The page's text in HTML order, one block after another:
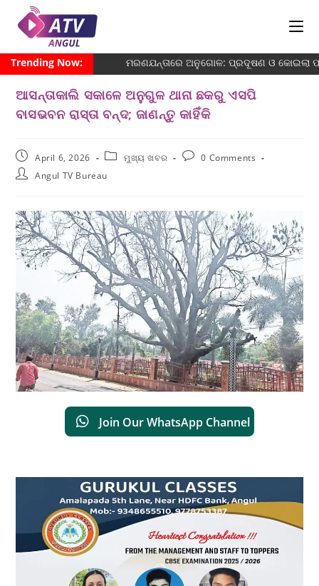
Trending Now: ମରଣଯନ୍ତାରେ ଅନୁଗୋଳ: ପ୍ରଦୂଷଣ ଓ କୋଇଲା
ଆସନ୍ତାକାଲି ସକାଳେ ଅନୁଗୁଳ ଥାନା ଛକରୁ ଏସପି
ବାସଭବନ ରାସ୍ତା ବନ୍ଦ; ଜାଣନ୍ତୁ କାହିଁକି
April 6, 2026 ମୁଖ୍ୟ ଖବର
0 Comments
Angul TV Bureau
Join Our WhatsApp Channel